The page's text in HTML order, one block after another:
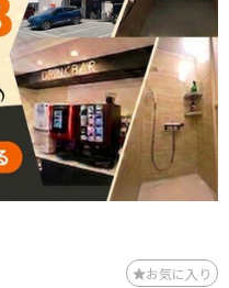
お気に入り